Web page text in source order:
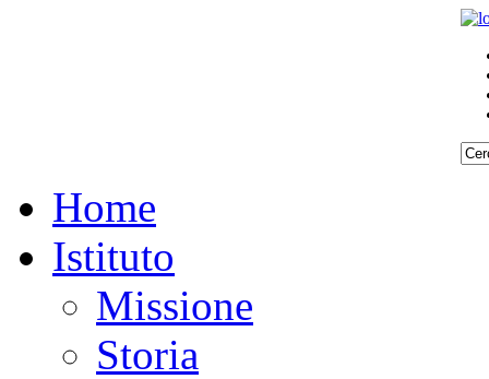
Home
Istituto
Missione
Storia